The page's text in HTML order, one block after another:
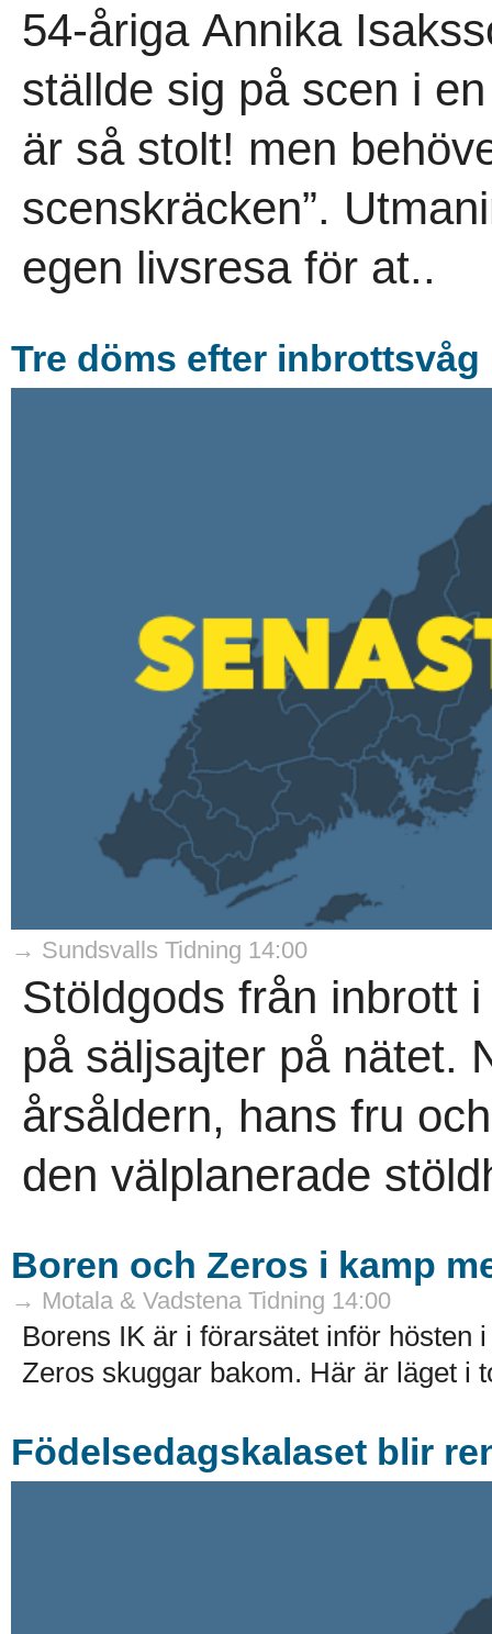
54-åriga Annika
ställde sig på scen i
är så stolt! men
scenskräcken”.
egen livsresa för at..
Tre döms efter
→ Sundsvalls Tidning 14:00
Stöldgods från inbrott
på säljsajter på nätet.
årsåldern, hans fru
den välplanerade
Boren och Zeros i kamp
→ Motala & Vadstena Tidning 14:00
Borens IK är i förarsätet inför hösten
Zeros skuggar bakom. Här är läget i
Födelsedagskalaset blir